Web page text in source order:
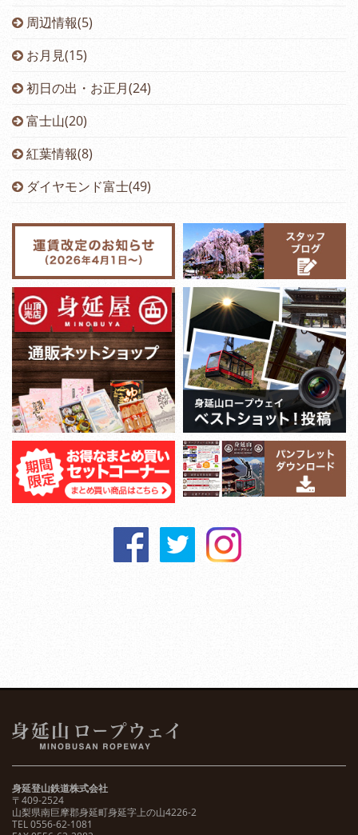
周辺情報(5)
お月見(15)
初日の出・お正月(24)
富士山(20)
紅葉情報(8)
ダイヤモンド富士(49)
身延登山鉄道株式会社
〒409-2524
山梨県南巨摩郡身延町身延字上の山4226-2
TEL 0556-62-1081